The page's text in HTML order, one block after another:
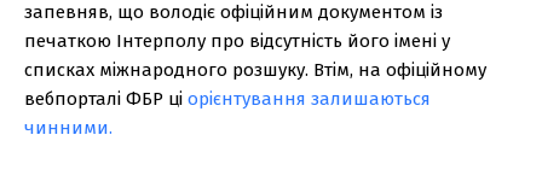
запевняв, що володіє офіційним документом із
печаткою Інтерполу про відсутність його імені у
списках міжнародного розшуку. Втім, на офіційному
вебпорталі ФБР ці орієнтування залишаються
чинними.